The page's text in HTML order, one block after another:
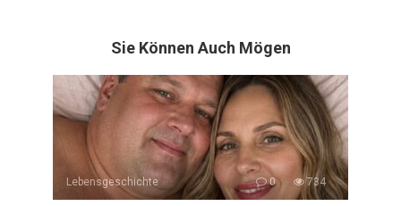
Sie Können Auch Mögen
Lebensgeschichte 0 734